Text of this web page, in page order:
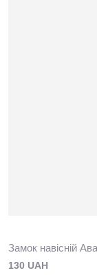
Замок навісній
130 UAH